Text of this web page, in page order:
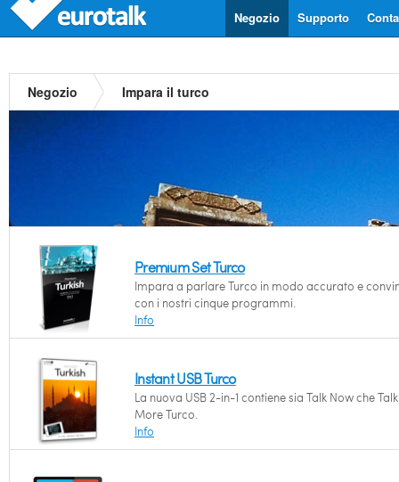
Supporto
Negozio
Negozio Impara il turco
Premium Set Turco
Impara a parlare Turco in modo accurato e
con i nostri cinque programmi.
Info
Instant USB Turco
La nuova USB 2-in-1 contiene sia Talk Now che Talk
More Turco.
Info